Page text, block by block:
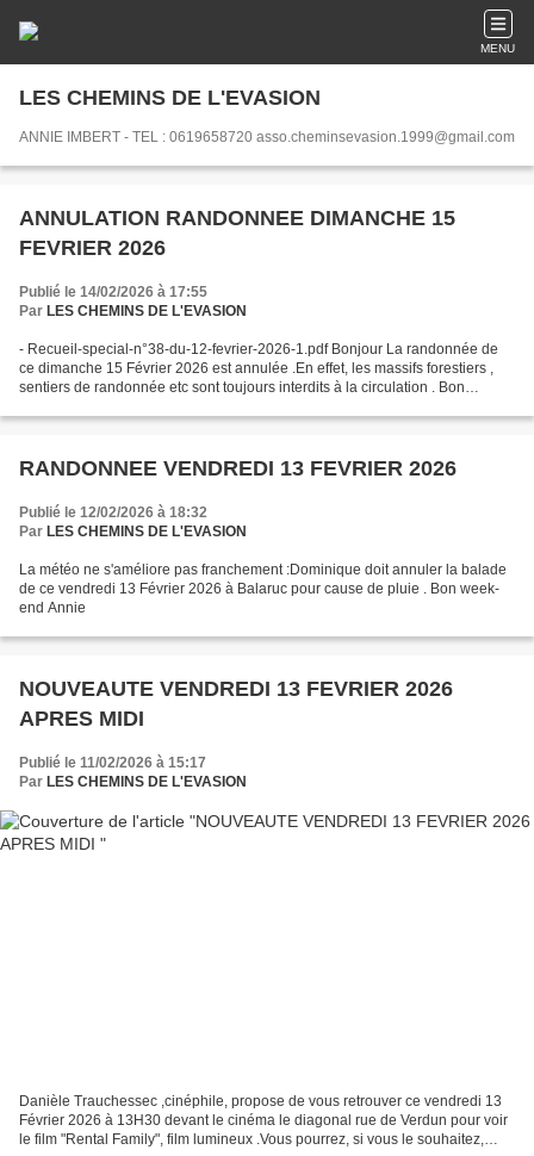
MENU
LES CHEMINS DE L'EVASION
ANNIE IMBERT - TEL : 0619658720 asso.cheminsevasion.1999@gmail.com
ANNULATION RANDONNEE DIMANCHE 15
FEVRIER 2026
Publié le 14/02/2026 à 17:55
Par LES CHEMINS DE L'EVASION
- Recueil-special-n°38-du-12-fevrier-2026-1.pdf Bonjour La randonnée de
ce dimanche 15 Février 2026 est annulée .En effet, les massifs forestiers ,
sentiers de randonnée etc sont toujours interdits à la circulation . Bon
RANDONNEE VENDREDI 13 FEVRIER 2026
Publié le 12/02/2026 à 18:32
Par LES CHEMINS DE L'EVASION
La météo ne s'améliore pas franchement :Dominique doit annuler la balade
de ce vendredi 13 Février 2026 à Balaruc pour cause de pluie . Bon week-
end Annie
NOUVEAUTE VENDREDI 13 FEVRIER 2026
APRES MIDI
Publié le 11/02/2026 à 15:17
Par LES CHEMINS DE L'EVASION
Danièle Trauchessec ,cinéphile, propose de vous retrouver ce vendredi 13
Février 2026 à 13H30 devant le cinéma le diagonal rue de Verdun pour voir
le film "Rental Family", film lumineux .Vous pourrez, si vous le souhaitez,